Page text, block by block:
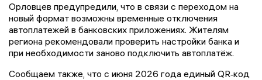
Орловцев предупредили, что в связи с переходом на
новый формат возможны временные отключения
автоплатежей в банковских приложениях. Жителям
региона рекомендовали проверить настройки банка и
при необходимости заново подключить автоплатёж.
Сообщаем также, что с июня 2026 года единый QR‑код